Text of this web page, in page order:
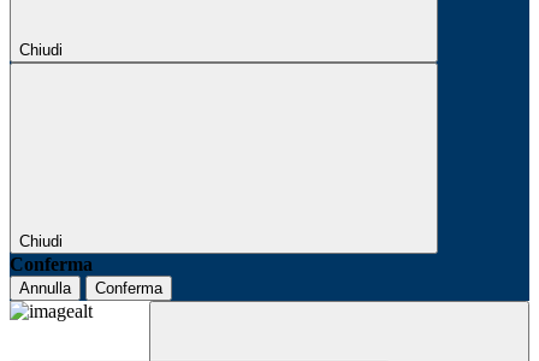
Chiudi
Chiudi
Conferma
Annulla Conferma